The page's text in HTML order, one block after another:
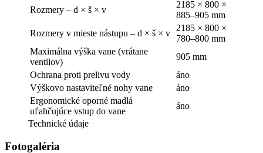
Rozmery – d × š × v
2185 × 800 ×
885–905 mm
Rozmery v mieste nástupu – d × š × v
2185 × 800 ×
780–800 mm
Maximálna výška vane (vrátane
ventilov)
905 mm
Ochrana proti prelivu vody
áno
Výškovo nastaviteľné nohy vane
áno
Ergonomické oporné madlá
uľahčujúce vstup do vane
áno
Technické údaje
Fotogaléria